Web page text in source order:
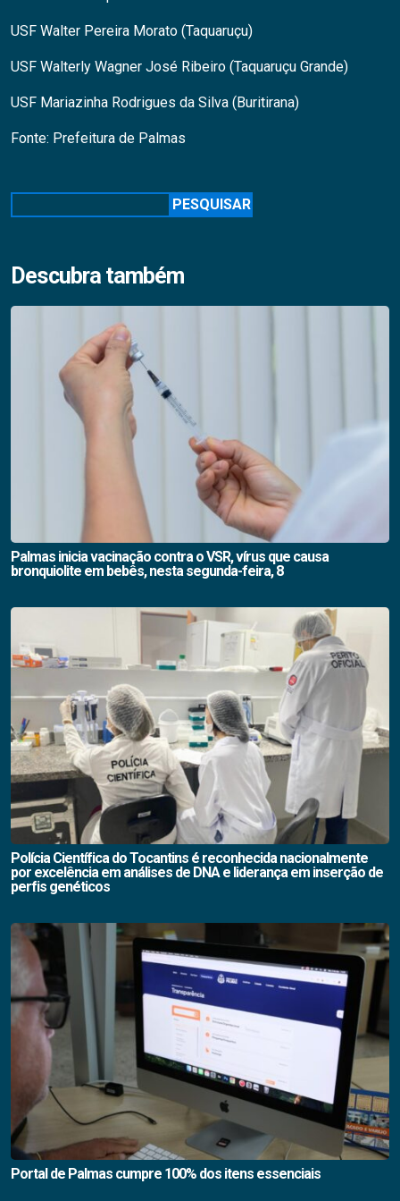
USF Walter Pereira Morato (Taquaruçu)
USF Walterly Wagner José Ribeiro (Taquaruçu Grande)
USF Mariazinha Rodrigues da Silva (Buritirana)
Fonte: Prefeitura de Palmas
PESQUISAR
Descubra também
Palmas inicia vacinação contra o VSR, vírus que causa
bronquiolite em bebês, nesta segunda-feira, 8
Polícia Científica do Tocantins é reconhecida nacionalmente
por excelência em análises de DNA e liderança em inserção de
perfis genéticos
Portal de Palmas cumpre 100% dos itens essenciais